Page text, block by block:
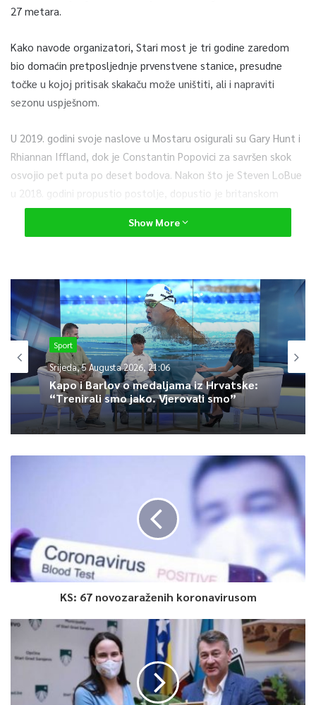
27 metara.
Kako navode organizatori, Stari most je tri godine zaredom
bio domaćin pretposljednje prvenstvene stanice, presudne
točke u kojoj pritisak skakaču može uništiti, ali i napraviti
sezonu uspješnom.
U 2019. godini svoje naslove u Mostaru osigurali su Gary Hunt i
Rhiannan Iffland, dok je Constantin Popovici za savršen skok
osvojio pet puta po deset bodova. Nakon što je Steven LoBue
u 2018. godini propustio postolje, dopustio je britanskom
rekorderu Huntu da se vrati u borbu za naslov prvaka, dok je
2017. godine Iffland zamalo izgubila krunu nakon što se
Ljubitelji skokova u vodu još novih uzbuđenja mogu očekivati u
subotu, 28. kolovoza, kada se Red Bull Cliff Diving Svjetsko
prvenstvo vraća u Mostar, ističu organizatori.
0
Article Rating
Show More
Sport
Srijeda, 5 Augusta 2026, 21:06
Kapo i Barlov o medaljama iz Hrvatske:
“Trenirali smo jako. Vjerovali smo”
KS: 67 novozaraženih koronavirusom